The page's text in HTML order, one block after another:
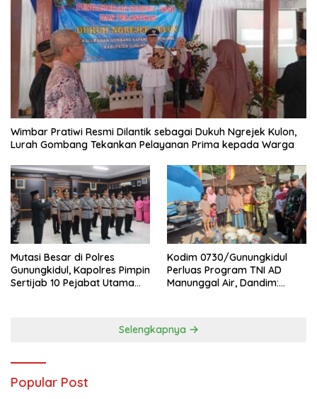
Wimbar Pratiwi Resmi Dilantik sebagai Dukuh Ngrejek Kulon,
Lurah Gombang Tekankan Pelayanan Prima kepada Warga
Mutasi Besar di Polres
Gunungkidul, Kapolres Pimpin
Sertijab 10 Pejabat Utama
Kodim 0730/Gunungkidul
Perluas Program TNI AD
Manunggal Air, Dandim:
Selengkapnya
Popular Post